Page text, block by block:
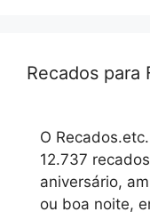
Recados para
O
12.737
aniversário,
ou boa noite,